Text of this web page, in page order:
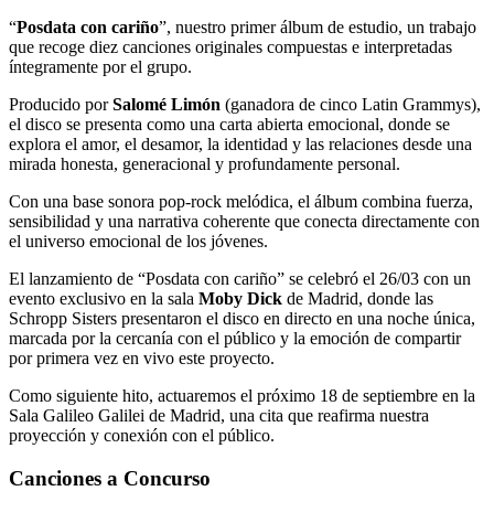
“Posdata con cariño”, nuestro primer álbum de estudio, un trabajo
que recoge diez canciones originales compuestas e interpretadas
íntegramente por el grupo.
Producido porSalomé Limón (ganadora de cinco Latin Grammys),
el disco se presenta como una carta abierta emocional, donde se
explora el amor, el desamor, la identidad y las relaciones desde una
mirada honesta, generacional y profundamente personal.
Con una base sonora pop-rock melódica, el álbum combina fuerza,
sensibilidad y una narrativa coherente que conecta directamente con
el universo emocional de los jóvenes.
El lanzamiento de “Posdata con cariño” se celebró el 26/03 con un
evento exclusivo en la sala Moby Dick de Madrid, donde las
Schropp Sisters presentaron el disco en directo en una noche única,
marcada por la cercanía con el público y la emoción de compartir
por primera vez en vivo este proyecto.
Como siguiente hito, actuaremos el próximo 18 de septiembre en la
Sala Galileo Galilei de Madrid, una cita que reafirma nuestra
proyección y conexión con el público.
Canciones a Concurso